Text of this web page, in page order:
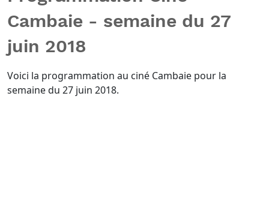
NEWSLETTER
CONTACT
CONNEXION
Cambaie - semaine du 27
juin 2018
Voici la programmation au ciné Cambaie pour la
semaine du 27 juin 2018.